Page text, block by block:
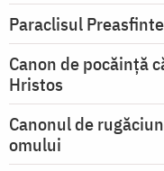
Paraclisul
Canon de pocăință
Hristos
Canonul de
omului